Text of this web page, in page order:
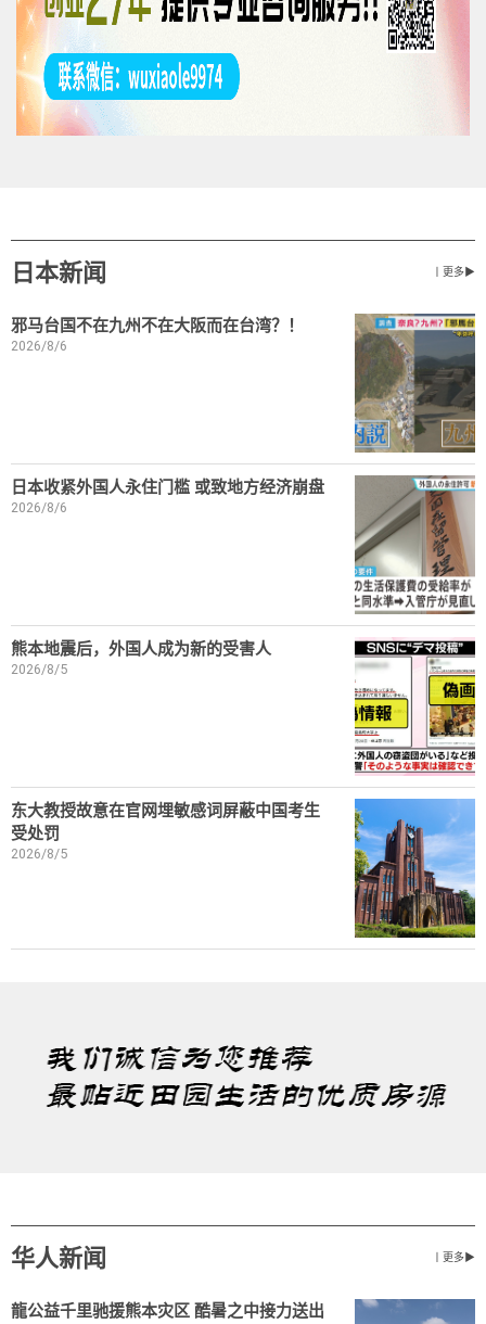
日本新闻 丨更多▶
邪马台国不在九州不在大阪而在台湾？！
2026/8/6
日本收紧外国人永住门槛 或致地方经济崩盘
2026/8/6
熊本地震后，外国人成为新的受害人
2026/8/5
东大教授故意在官网埋敏感词屏蔽中国考生
受处罚
2026/8/5
华人新闻 丨更多▶
龍公益千里驰援熊本灾区 酷暑之中接力送出